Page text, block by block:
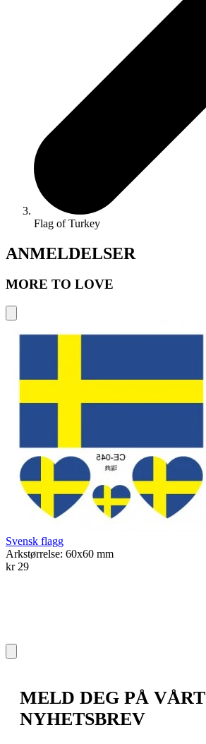
Flag of Turkey
ANMELDELSER
MORE TO LOVE
Svensk flagg
Arkstørrelse: 60x60 mm
kr 29
MELD DEG PÅ VÅRT
NYHETSBREV